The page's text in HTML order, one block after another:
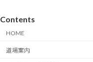
Contents
HOME
道場案内